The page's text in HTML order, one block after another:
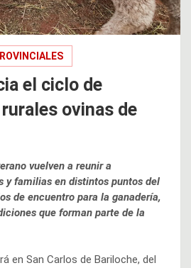
el ciclo de
ovinas de
vuelven a reunir a
y familias en distintos puntos del
de encuentro para la ganadería,
que forman parte de la
en San Carlos de Bariloche, del